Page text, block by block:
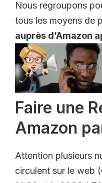
Nous regroupons
tous les moyens de
auprès d’Amazon
Faire une
Amazon
Attention plusieurs
circulent sur le web